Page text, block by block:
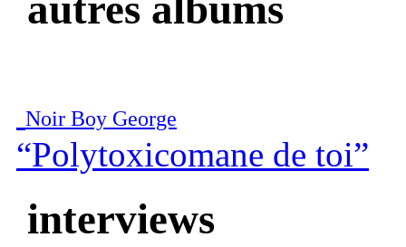
Noir Boy George
“Polytoxicomane de toi”
interviews